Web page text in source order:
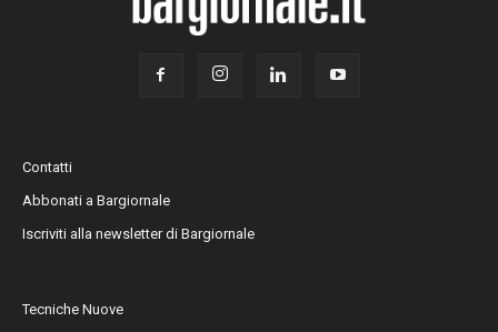
Contatti
Abbonati a Bargiornale
Iscriviti alla newsletter di Bargiornale
Tecniche Nuove